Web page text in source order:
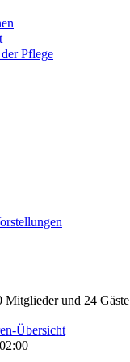
Pflege
Mitglieder und 24 Gäste
Übersicht